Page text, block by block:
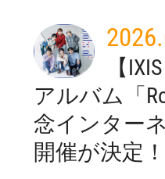
【
アルバム「
念インター
開催が決定！